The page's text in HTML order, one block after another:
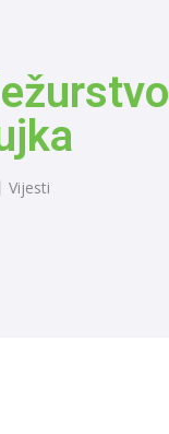
Vijesti